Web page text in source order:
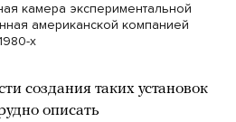
камера экспериментальной
американской компанией
х
создания таких установок
описать